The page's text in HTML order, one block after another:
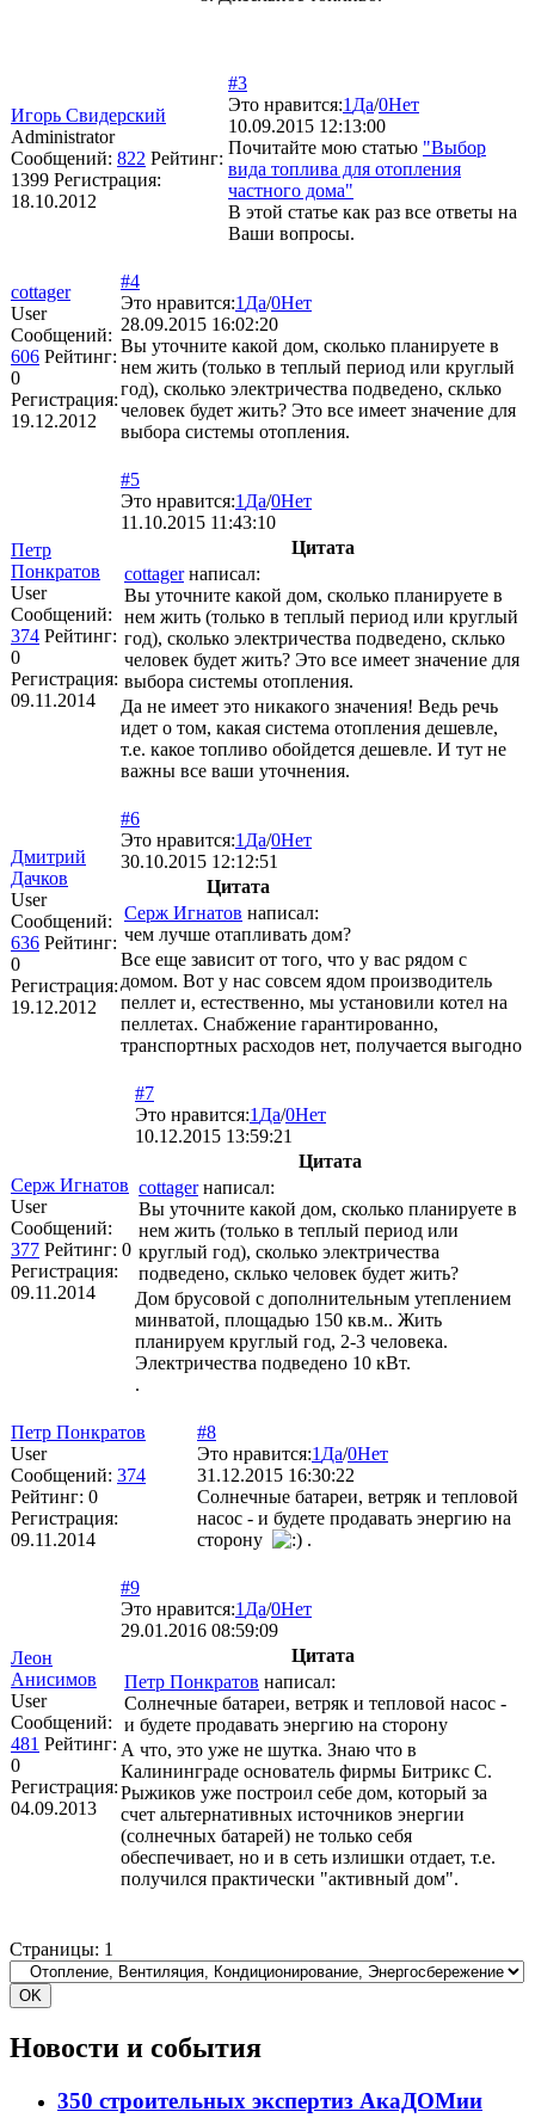
Игорь Свидерский
Administrator
Сообщений: 822 Рейтинг:
1399 Регистрация:
18.10.2012
#3
Это нравится:1 Да/0Нет
10.09.2015 12:13:00
Почитайте мою статью "Выбор
вида топлива для отопления
частного дома"
В этой статье как раз все ответы на
Ваши вопросы.
cottager
User
Сообщений:
606 Рейтинг:
0
Регистрация:
19.12.2012
#4
Это нравится:1 Да/0Нет
28.09.2015 16:02:20
Вы уточните какой дом, сколько планируете в
нем жить (только в теплый период или круглый
год), сколько электричества подведено, склько
человек будет жить? Это все имеет значение для
выбора системы отопления.
Петр
Понкратов
User
Сообщений:
374 Рейтинг:
0
Регистрация:
09.11.2014
#5
Это нравится:1 Да/0Нет
11.10.2015 11:43:10
Цитата
cottagerнаписал:
Вы уточните какой дом, сколько планируете в
нем жить (только в теплый период или круглый
год), сколько электричества подведено, склько
человек будет жить? Это все имеет значение для
выбора системы отопления.
Да не имеет это никакого значения! Ведь речь
идет о том, какая система отопления дешевле,
т.е. какое топливо обойдется дешевле. И тут не
важны все ваши уточнения.
Дмитрий
Дачков
User
Сообщений:
636 Рейтинг:
0
Регистрация:
19.12.2012
#6
Это нравится:1 Да/0Нет
30.10.2015 12:12:51
Цитата
Серж Игнатов написал:
чем лучше отапливать дом?
Все еще зависит от того, что у вас рядом с
домом. Вот у нас совсем ядом производитель
пеллет и, естественно, мы установили котел на
пеллетах. Снабжение гарантированно,
транспортных расходов нет, получается выгодно
Серж Игнатов
User
Сообщений:
377 Рейтинг: 0
Регистрация:
09.11.2014
#7
Это нравится:1 Да/0Нет
10.12.2015 13:59:21
Цитата
cottagerнаписал:
Вы уточните какой дом, сколько планируете в
нем жить (только в теплый период или
круглый год), сколько электричества
подведено, склько человек будет жить?
Дом брусовой с дополнительным утеплением
минватой, площадью 150 кв.м.. Жить
планируем круглый год, 2-3 человека.
Электричества подведено 10 кВт.
.
Петр Понкратов
User
Сообщений: 374
Рейтинг: 0
Регистрация:
09.11.2014
#8
Это нравится:1 Да/0Нет
31.12.2015 16:30:22
Солнечные батареи, ветряк и тепловой
насос - и будете продавать энергию на
сторону
.
Леон
Анисимов
User
Сообщений:
481 Рейтинг:
0
Регистрация:
04.09.2013
#9
Это нравится:1 Да/0Нет
29.01.2016 08:59:09
Цитата
Петр Понкратов написал:
Солнечные батареи, ветряк и тепловой насос -
и будете продавать энергию на сторону
А что, это уже не шутка. Знаю что в
Калининграде основатель фирмы Битрикс С.
Рыжиков уже построил себе дом, который за
счет альтернативных источников энергии
(солнечных батарей) не только себя
обеспечивает, но и в сеть излишки отдает, т.е.
получился практически "активный дом".
Страницы: 1
Новости и события
350 строительных экспертиз АкаДОМии